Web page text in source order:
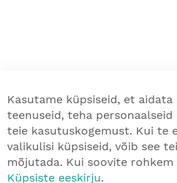
Kasutame küpsiseid, et
teenuseid, teha
teie kasutuskogemust. Kui te
valikulisi küpsiseid, võib see
mõjutada. Kui soovite rohkem
Küpsiste eeskirju.